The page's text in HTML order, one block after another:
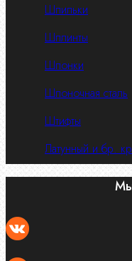
Шпильки
Шплинты
Шпонки
Шпоночная сталь
Штифты
Латунный и бр.